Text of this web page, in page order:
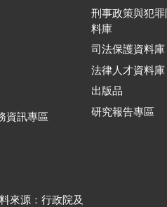
資訊專區
來源：行政院及
刑事政策與犯
料庫
司法保護資料庫
法律人才資料庫
出版品
研究報告專區